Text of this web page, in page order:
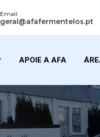
Email:
geral@afafermentelos.pt
APOIE A AFA